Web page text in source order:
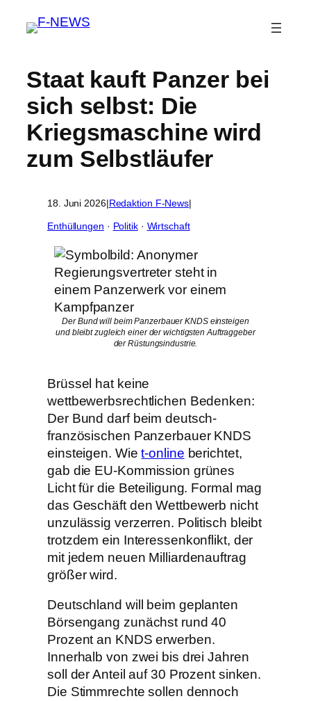
Staat kauft Panzer bei
sich selbst: Die
Kriegsmaschine wird
zum Selbstläufer
18. Juni 2026|Redaktion F-News|
Enthüllungen · Politik · Wirtschaft
Der Bund will beim Panzerbauer KNDS einsteigen
und bleibt zugleich einer der wichtigsten Auftraggeber
der Rüstungsindustrie.
Brüssel hat keine
wettbewerbsrechtlichen Bedenken:
Der Bund darf beim deutsch-
französischen Panzerbauer KNDS
einsteigen. Wiet-online berichtet,
gab die EU-Kommission grünes
Licht für die Beteiligung. Formal mag
das Geschäft den Wettbewerb nicht
unzulässig verzerren. Politisch bleibt
trotzdem ein Interessenkonflikt, der
mit jedem neuen Milliardenauftrag
größer wird.
Deutschland will beim geplanten
Börsengang zunächst rund 40
Prozent an KNDS erwerben.
Innerhalb von zwei bis drei Jahren
soll der Anteil auf 30 Prozent sinken.
Die Stimmrechte sollen dennoch